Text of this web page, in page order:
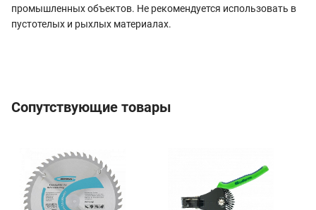
промышленных объектов. Не рекомендуется использовать в
пустотелых и рыхлых материалах.
Сопутствующие товары